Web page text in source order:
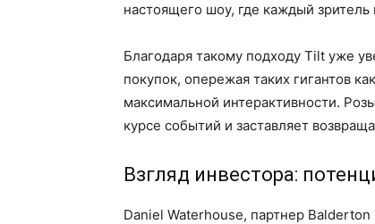
настоящего шоу, где каждый
Благодаря такому подходу Tilt уже
покупок, опережая таких гигантов
максимальной интерактивности.
курсе событий и заставляет
Взгляд инвестора:
Daniel Waterhouse, партнер